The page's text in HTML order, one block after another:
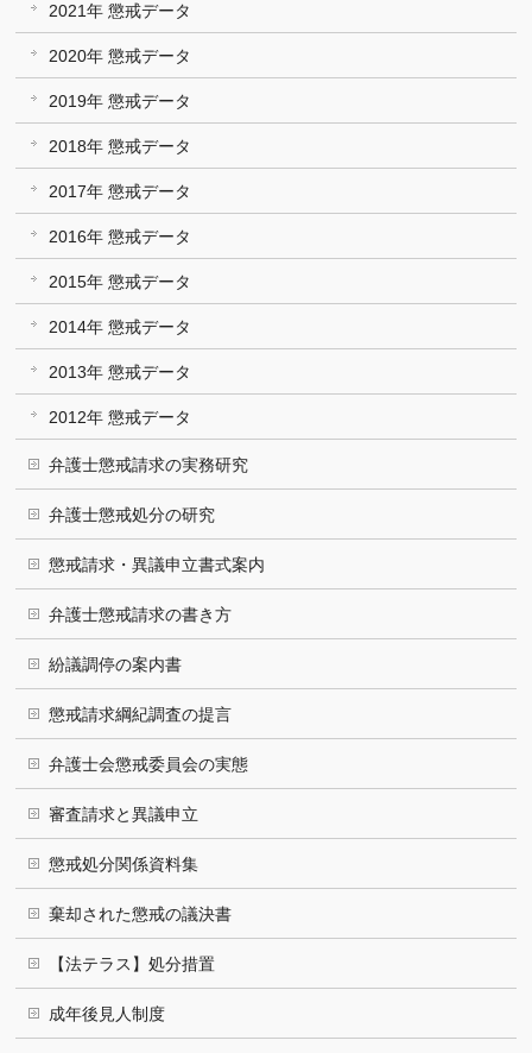
2021年 懲戒データ
2020年 懲戒データ
2019年 懲戒データ
2018年 懲戒データ
2017年 懲戒データ
2016年 懲戒データ
2015年 懲戒データ
2014年 懲戒データ
2013年 懲戒データ
2012年 懲戒データ
弁護士懲戒請求の実務研究
弁護士懲戒処分の研究
懲戒請求・異議申立書式案内
弁護士懲戒請求の書き方
紛議調停の案内書
懲戒請求綱紀調査の提言
弁護士会懲戒委員会の実態
審査請求と異議申立
懲戒処分関係資料集
棄却された懲戒の議決書
【法テラス】処分措置
成年後見人制度